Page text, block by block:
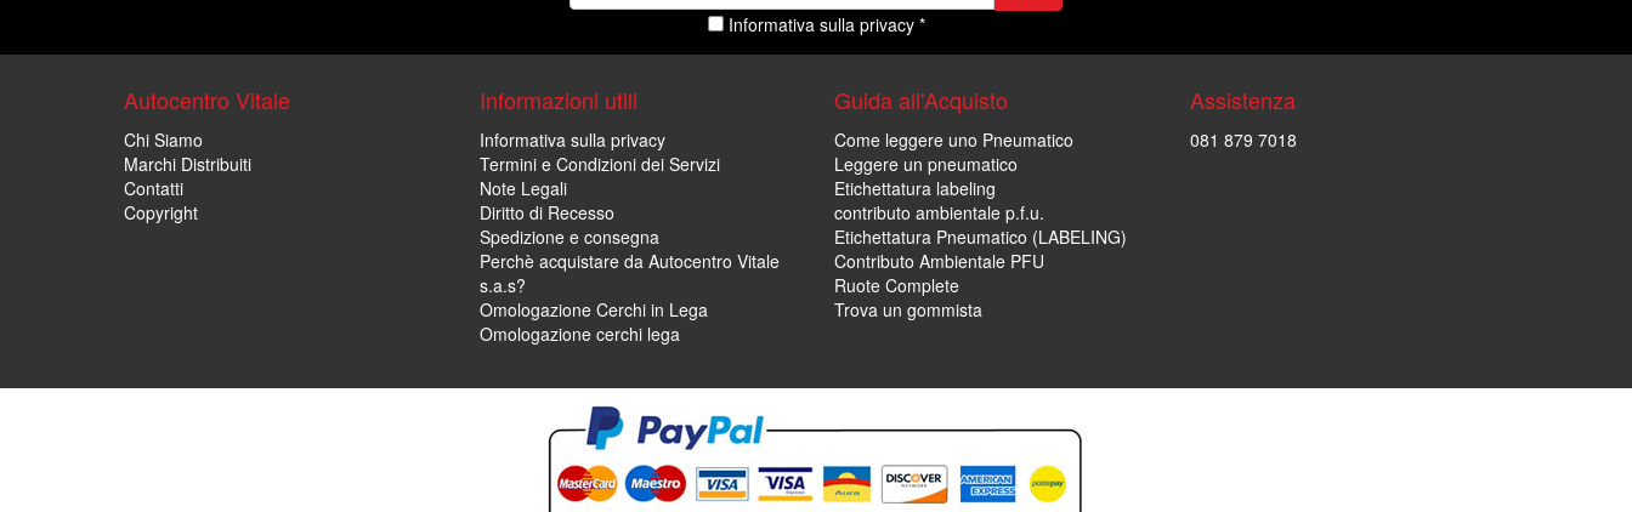
Informativa sulla privacy *
Autocentro Vitale
Chi Siamo
Marchi Distribuiti
Contatti
Copyright
Informazioni utili
Informativa sulla privacy
Termini e Condizioni dei Servizi
Note Legali
Diritto di Recesso
Spedizione e consegna
Perchè acquistare da Autocentro Vitale
s.a.s?
Omologazione Cerchi in Lega
Omologazione cerchi lega
Guida all'Acquisto
Come leggere uno Pneumatico
Leggere un pneumatico
Etichettatura labeling
contributo ambientale p.f.u.
Etichettatura Pneumatico (LABELING)
Contributo Ambientale PFU
Ruote Complete
Trova un gommista
Assistenza
081 879 7018